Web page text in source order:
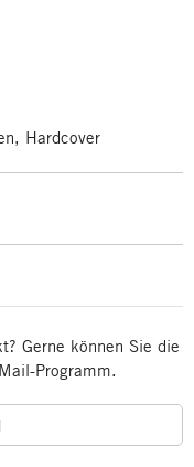
Hardcover
Gerne können Sie die
Programm.